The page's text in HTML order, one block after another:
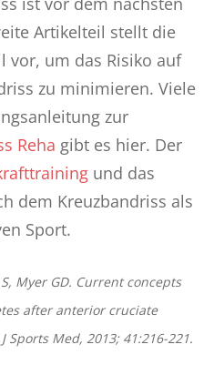
Artikelteil stellt die
vor, um das Risiko auf
zu minimieren. Viele
zur
Reha gibt es hier. Der
und das
dem Kreuzbandriss als
Sport.
Myer GD. Current concepts
after anterior cruciate
Med, 2013; 41:216-221.